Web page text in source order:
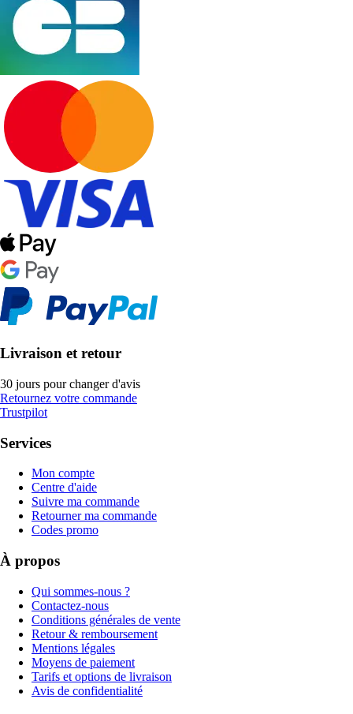
Livraison et retour
30 jours pour changer d'avis
Retournez votre commande
Trustpilot
Services
Mon compte
Centre d'aide
Suivre ma commande
Retourner ma commande
Codes promo
À propos
Qui sommes-nous ?
Contactez-nous
Conditions générales de vente
Retour & remboursement
Mentions légales
Moyens de paiement
Tarifs et options de livraison
Avis de confidentialité